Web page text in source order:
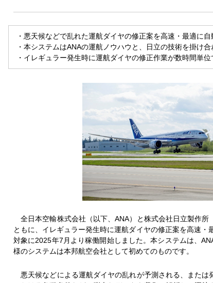
・悪天候などで乱れた運航ダイヤの修正案を高速・最適に
・本システムはANAの運航ノウハウと、日立の技術を掛け合
・イレギュラー発生時に運航ダイヤの修正作業が数時間単
全日本空輸株式会社（以下、ANA）と株式会社日立製作所
ともに、イレギュラー発生時に運航ダイヤの修正案を高速
対象に2025年7月より稼働開始しました。本システムは、
様のシステムは本邦航空会社として初めてのものです。
悪天候などによる運航ダイヤの乱れが予測される、また